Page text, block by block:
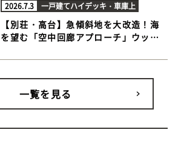
2026.7.3 一戸建てハイデッキ・車庫上
【別荘・高台】急傾斜地を大改造！海
を望む「空中回廊アプローチ」ウッド
ウッドデッキ】
一覧を見る